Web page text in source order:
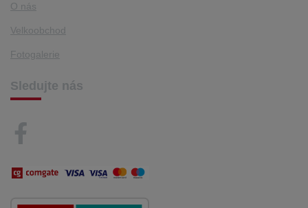
O nás
Velkoobchod
Fotogalerie
Sledujte nás